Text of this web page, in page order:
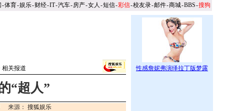
-体育-娱乐-财经-IT-汽车-房产-女人 -短信-彩信-校友录-邮件-商城-BBS-搜狗
相关报道
“超人”
来源： 搜狐娱乐